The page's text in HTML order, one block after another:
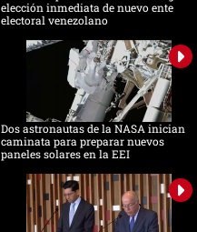
elección inmediata de nuevo ente
electoral venezolano
Dos astronautas de la NASA inician
caminata para preparar nuevos
paneles solares en la EEI